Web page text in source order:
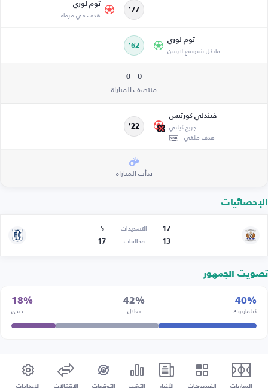
77’
توم لوري
هدف في مرماه
توم لوري
مايكل شيونينغ لارسن 62’
0 - 0
منتصف المباراة
فيندلي كورتيس
جريج كيلتي
هدف ملغي
22’
بدأت المباراة
الإحصائيات
17 التسديدات
5
13
مخالفات 17
تصويت الجمهور
40%
كيلمارنوك
42%
تعادل
18%
دندي
المباريات الفيديوهات الأخبار الترتيب التوقعات الإنتقالات الإعدادات